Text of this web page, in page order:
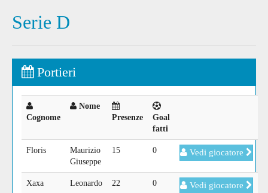
Serie D
Portieri
Cognome
Nome
Presenze
Goal
fatti
Floris
Maurizio
Giuseppe
15 0 Vedi giocatore
Xaxa Leonardo 22 0 Vedi giocatore